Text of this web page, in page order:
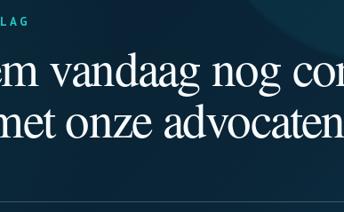
vandaag nog
onze